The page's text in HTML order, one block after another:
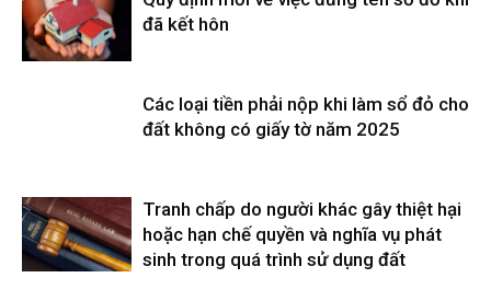
đã kết hôn
Các loại tiền phải nộp khi làm sổ đỏ cho
đất không có giấy tờ năm 2025
Tranh chấp do người khác gây thiệt hại
hoặc hạn chế quyền và nghĩa vụ phát
sinh trong quá trình sử dụng đất